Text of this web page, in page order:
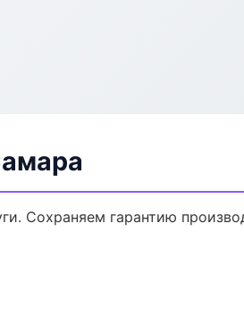
Сохраняем гарантию